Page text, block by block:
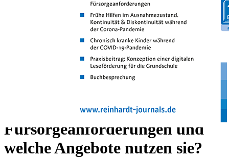
Ulrike Lux, Anna Neumann, Ilona Renner, Susanne
Empirische Arbeit:
Aufwachsen während Corona -
Kindern mit erhöhten
Fürsorgeanforderungen und
welche Angebote nutzen sie?